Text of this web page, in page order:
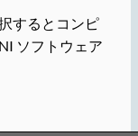
するとコンピ
ソフトウェア